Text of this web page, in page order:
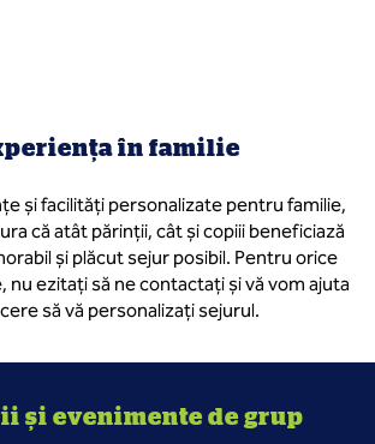
în familie
și facilități personalizate pentru familie,
că atât părinții, cât și copiii beneficiază
și plăcut sejur posibil. Pentru orice
nu ezitați să ne contactați și vă vom ajuta
să vă personalizați sejurul.
și evenimente de grup